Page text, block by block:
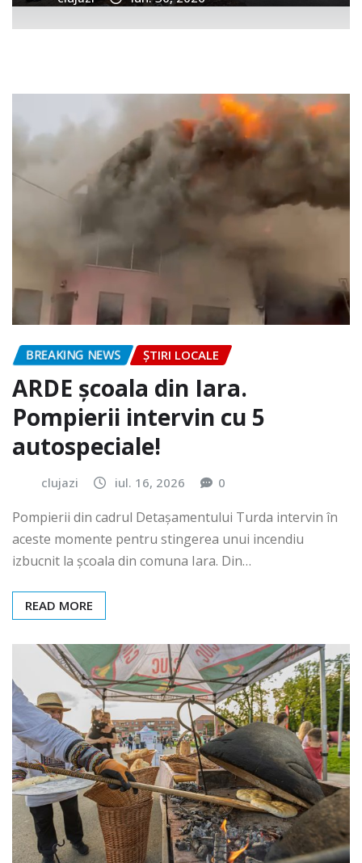
BREAKING NEWS ȘTIRI LOCALE
ARDE școala din Iara.
Pompierii intervin cu 5
autospeciale!
clujazi iul. 16, 2026 0
Pompierii din cadrul Detașamentului Turda intervin în
aceste momente pentru stingerea unui incendiu
izbucnit la școala din comuna Iara. Din…
READ MORE